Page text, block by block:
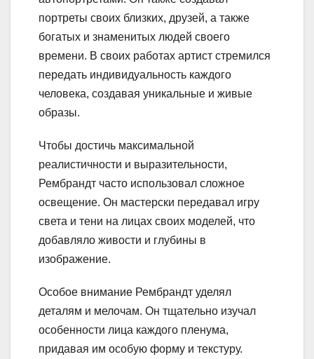
портреты своих близких, друзей, а также
богатых и знаменитых людей своего
времени. В своих работах артист стремился
передать индивидуальность каждого
человека, создавая уникальные и живые
образы.
Чтобы достичь максимальной
реалистичности и выразительности,
Рембрандт часто использовал сложное
освещение. Он мастерски передавал игру
света и тени на лицах своих моделей, что
добавляло живости и глубины в
изображение.
Особое внимание Рембрандт уделял
деталям и мелочам. Он тщательно изучал
особенности лица каждого пленума,
придавая им особую форму и текстуру.